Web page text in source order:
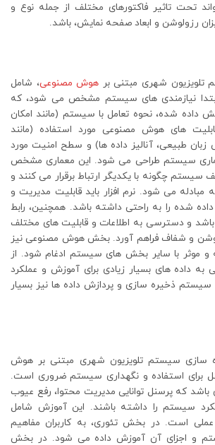
تحت تاثیر فاکتورهای مختلف از جمله نوع و
رزولوشن و ابعاد صفحه نمایش، باشد.
تلویزیون شهری مبتنی بر هوش مصنوعی، شامل
نیازمندی های سیستم مشخص می شود، که
داده شده، نحوه تعامل با سیستم (مانند امکان
های هوش مصنوعی مورد استفاده (مانند
طبیعی، آنالیز داده ها) و سطح امنیت مورد
سیستم طراحی می شود. این معماری مشخص
سیستم چگونه با یکدیگر ارتباط برقرار می کنند و
مبادله می شود. نرم افزار باید قابلیت مدیریت و
شده را به راحتی داشته باشد. همچنین، رابط
باشد و دسترسی به اطلاعات و قابلیت های مختلف
و شفاف فراهم آورد. بخش هوش مصنوعی نیز
و موثر با سایر بخش های سیستم ادغام شود. از
داده های بسیار زیادی برای آموزش و عملکرد
سیستم ذخیره سازی و پردازش داده ها نیز بسیار
سازی سیستم تلویزیون شهری مبتنی بر هوش
برای استفاده و نگهداری سیستم ضروری است.
باشد که پرسنل توانایی مدیریت محتوا، رفع عیوب
سیستم را داشته باشند. این آموزش شامل
است. در بخش تئوری، به کاربران مفاهیم
و اجزای آن آموزش داده می شود. در بخش